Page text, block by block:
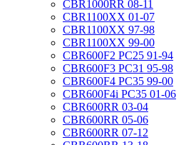
CBR1000RR 08-11
CBR1100XX 01-07
CBR1100XX 97-98
CBR1100XX 99-00
CBR600F2 PC25 91-94
CBR600F3 PC31 95-98
CBR600F4 PC35 99-00
CBR600F4i PC35 01-06
CBR600RR 03-04
CBR600RR 05-06
CBR600RR 07-12